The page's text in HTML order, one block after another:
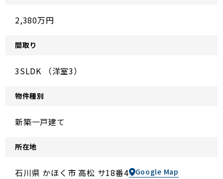
2,380万円
間取り
3SLDK （洋室3）
物件種別
新築一戸建て
所在地
石川県 かほく市 高松 サ18番4 Google Map